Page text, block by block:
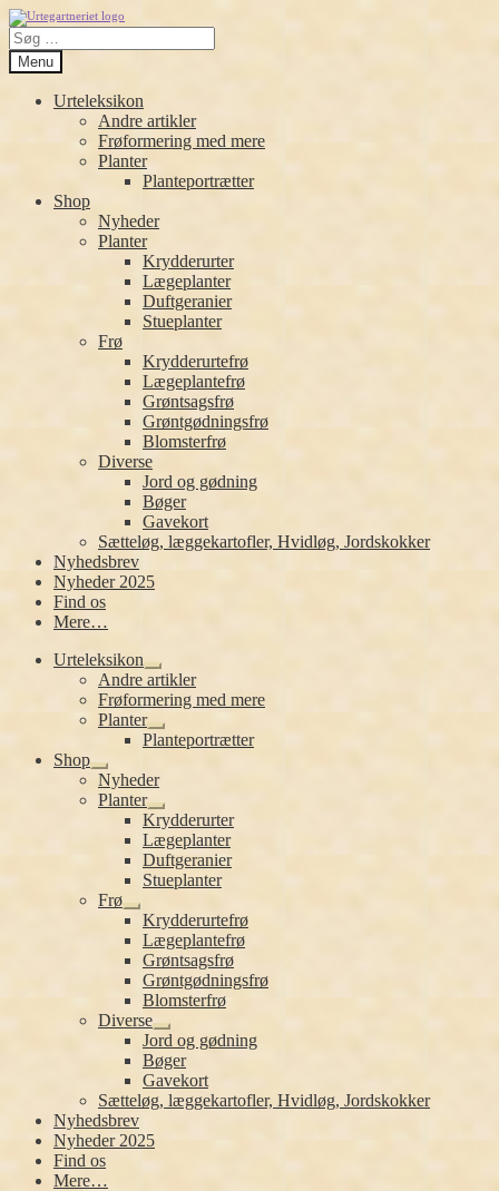
Spring
til
navigation
Spring
til
indhold
Søg
efter:
Menu
Urteleksikon
Andre artikler
Frøformering med mere
Planter
Planteportrætter
Shop
Nyheder
Planter
Krydderurter
Lægeplanter
Duftgeranier
Stueplanter
Frø
Krydderurtefrø
Lægeplantefrø
Grøntsagsfrø
Grøntgødningsfrø
Blomsterfrø
Diverse
Jord og gødning
Bøger
Gavekort
Sætteløg, læggekartofler, Hvidløg, Jordskokker
Nyhedsbrev
Nyheder 2025
Find os
Mere…
Urteleksikon
Udfold
undermenu
Andre artikler
Frøformering med mere
Planter
Udfold
undermenu
Planteportrætter
Shop
Udfold
undermenu
Nyheder
Planter
Udfold
undermenu
Krydderurter
Lægeplanter
Duftgeranier
Stueplanter
Frø
Udfold
undermenu
Krydderurtefrø
Lægeplantefrø
Grøntsagsfrø
Grøntgødningsfrø
Blomsterfrø
Diverse
Udfold
undermenu
Jord og gødning
Bøger
Gavekort
Sætteløg, læggekartofler, Hvidløg, Jordskokker
Nyhedsbrev
Nyheder 2025
Find os
Mere…